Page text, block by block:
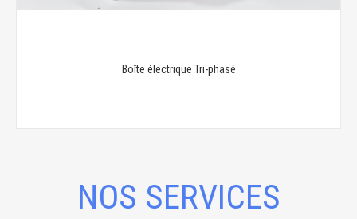
Boîte électrique Tri-phasé
NOS SERVICES